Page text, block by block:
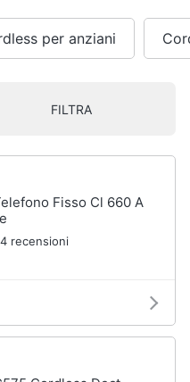
per anziani
FILTRA
Fisso Cl 660 A
4 recensioni